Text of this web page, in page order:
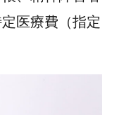
医療費（指定